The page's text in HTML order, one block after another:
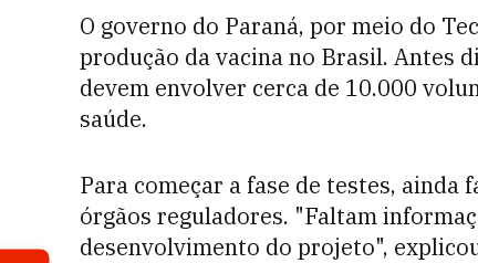
O governo do Paraná, por meio do
produção da vacina no Brasil. Antes
devem envolver cerca de 10.000
saúde.
Para começar a fase de testes,
órgãos reguladores. "Faltam
desenvolvimento do projeto",